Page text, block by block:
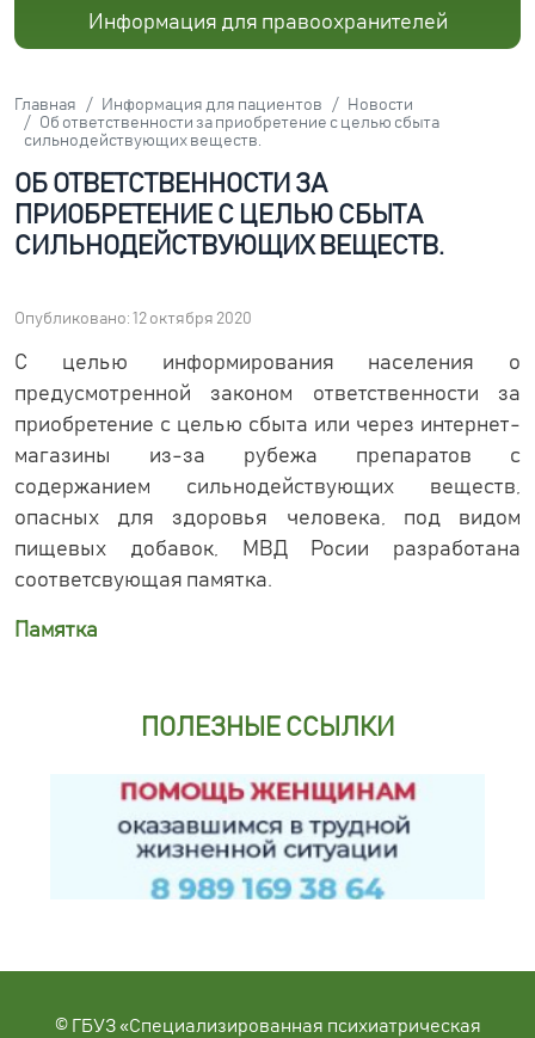
Информация для правоохранителей
Главная Информация для пациентов
Новости
Об ответственности за приобретение с целью сбыта
сильнодействующих веществ.
ОБ ОТВЕТСТВЕННОСТИ ЗА
ПРИОБРЕТЕНИЕ С ЦЕЛЬЮ СБЫТА
СИЛЬНОДЕЙСТВУЮЩИХ ВЕЩЕСТВ.
Опубликовано: 12 октября 2020
С целью информирования населения о
предусмотренной законом ответственности за
приобретение с целью сбыта или через интернет-
магазины из-за рубежа препаратов с
содержанием сильнодействующих веществ,
опасных для здоровья человека, под видом
пищевых добавок, МВД Росии разработана
соответсвующая памятка.
Памятка
ПОЛЕЗНЫЕ ССЫЛКИ
© ГБУЗ «Специализированная психиатрическая